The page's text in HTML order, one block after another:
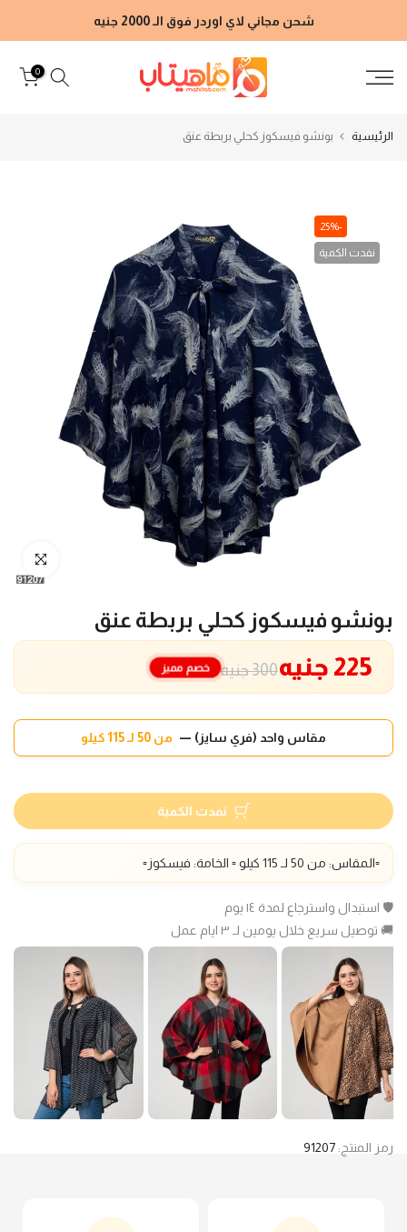
إلى
شحن مجاني لاي اوردر فوق الـ 2000 جنيه
0
الرئيسية بونشو فيسكوز كحلي بربطة عنق
-25%
نفدت الكمية
انقر للتكبير
بونشو فيسكوز كحلي بربطة عنق
300 جنيه 225 جنيه خصم مميز
مقاس واحد (فري سايز) — من 50 لـ 115 كيلو
نفدت الكمية
▫️المقاس: من 50 لـ 115 كيلو ▫️ الخامة: فيسكوز▫️
🛡️ استبدال واسترجاع لمدة ١٤ يوم
🚚 توصيل سريع خلال يومين لـ ٣ ايام عمل
رمز المنتج: 91207